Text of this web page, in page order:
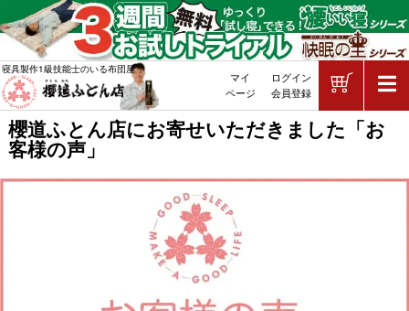
櫻道ふとん店にお寄せいただきました「お
客様の声」
敷布団・掛け布団・羽毛布団・マ
寝具製作1級技能士のいる布団屋
マイ
ページ
ログイン
会員登録